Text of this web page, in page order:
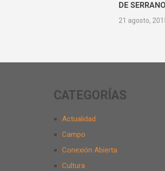
DE SERRANO
21 agosto,
CATEGORÍAS
Actualidad
Campo
Conexión Abierta
Cultura